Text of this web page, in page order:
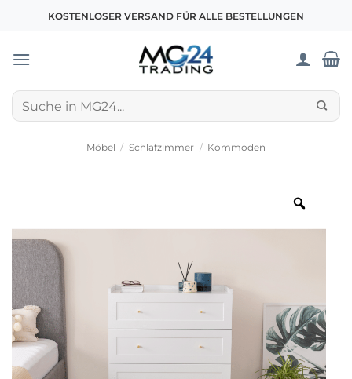
KOSTENLOSER VERSAND FÜR ALLE BESTELLUNGEN
Suchen
nach:
Möbel / Schlafzimmer / Kommoden